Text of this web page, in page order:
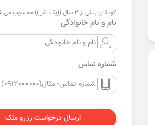
کودکان بیش از 2 سال ((یک نفر )) محسوب می شوند
نام و نام خانوادگی
شماره تماس
ارسال درخواست رزرو ملک